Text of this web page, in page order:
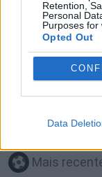
Retention,
Personal
Purposes for
Opted Out
Data
JOGOS DE
JOGOS
Mais